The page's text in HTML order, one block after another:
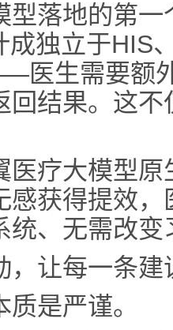
地的第一
成独立于HIS
医生需要额
回结果。这
疗大模型原
感获得提效
统、无需改变
， 让每一条建
是严谨。